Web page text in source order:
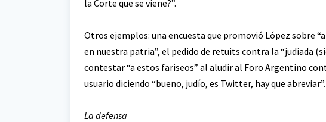
la Corte que se viene?”.
Otros ejemplos: una encuesta que promovió López sobre
en nuestra patria”, el pedido de retuits contra la “judiada
contestar “a estos fariseos” al aludir al Foro Argentino
usuario diciendo “bueno, judío, es Twitter, hay que abreviar”.
La defensa